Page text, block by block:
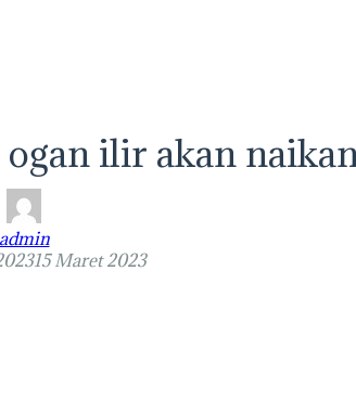
ilir akan
admin
15 Maret 2023